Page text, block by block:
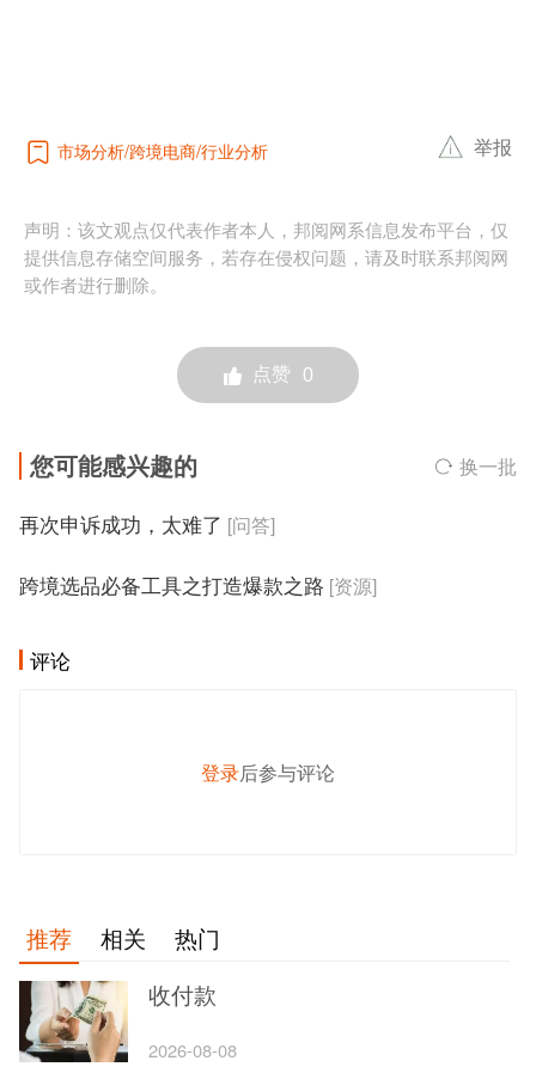
市场分析 跨境电商 行业分析 举报
声明：该文观点仅代表作者本人，邦阅网系信息发布平台，仅
提供信息存储空间服务，若存在侵权问题，请及时联系邦阅网
或作者进行删除。
点赞 0
您可能感兴趣的 换一批
再次申诉成功，太难了 [问答]
跨境选品必备工具之打造爆款之路 [资源]
评论
登录后参与评论
推荐 相关
热门
收付款
2026-08-08